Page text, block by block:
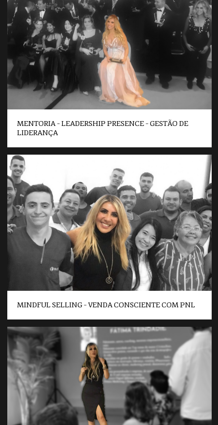
MENTORIA – LEADERSHIP PRESENCE – GESTÃO DE
LIDERANÇA
MINDFUL SELLING – VENDA CONSCIENTE COM PNL